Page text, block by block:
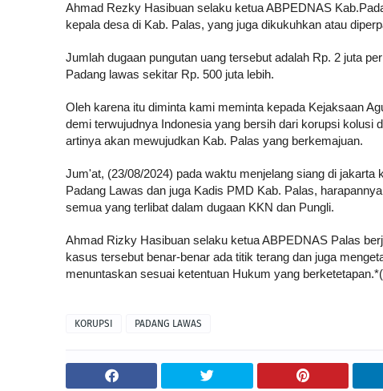
Ahmad Rezky Hasibuan selaku ketua ABPEDNAS
kepala desa di Kab. Palas, yang juga dikukuhkan atau
Jumlah dugaan pungutan uang tersebut adalah Rp. 2 juta
Padang lawas sekitar Rp. 500 juta lebih.
Oleh karena itu diminta kami meminta kepada Kejaksaan
demi terwujudnya Indonesia yang bersih dari korupsi
artinya akan mewujudkan Kab. Palas yang berkemajuan.
Jum'at, (23/08/2024) pada waktu menjelang siang di
Padang Lawas dan juga Kadis PMD Kab. Palas,
semua yang terlibat dalam dugaan KKN dan Pungli.
Ahmad Rizky Hasibuan selaku ketua ABPEDNAS Palas
kasus tersebut benar-benar ada titik terang dan juga
menuntaskan sesuai ketentuan Hukum yang
KORUPSI PADANG LAWAS